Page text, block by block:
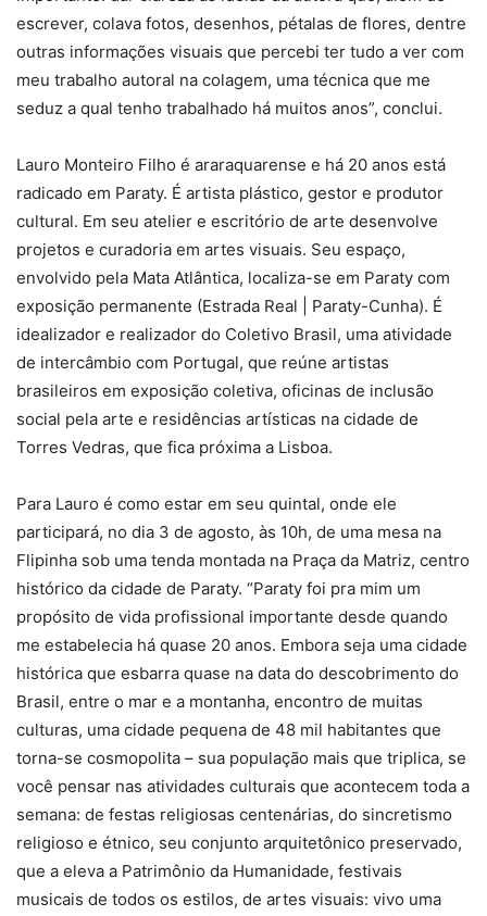
escrever, colava fotos, desenhos, pétalas de flores, dentre
outras informações visuais que percebi ter tudo a ver com
meu trabalho autoral na colagem, uma técnica que me
seduz a qual tenho trabalhado há muitos anos”, conclui.
Lauro Monteiro Filho é araraquarense e há 20 anos está
radicado em Paraty. É artista plástico, gestor e produtor
cultural. Em seu atelier e escritório de arte desenvolve
projetos e curadoria em artes visuais. Seu espaço,
envolvido pela Mata Atlântica, localiza-se em Paraty com
exposição permanente (Estrada Real | Paraty-Cunha). É
idealizador e realizador do Coletivo Brasil, uma atividade
de intercâmbio com Portugal, que reúne artistas
brasileiros em exposição coletiva, oficinas de inclusão
social pela arte e residências artísticas na cidade de
Torres Vedras, que fica próxima a Lisboa.
Para Lauro é como estar em seu quintal, onde ele
participará, no dia 3 de agosto, às 10h, de uma mesa na
Flipinha sob uma tenda montada na Praça da Matriz, centro
histórico da cidade de Paraty. “Paraty foi pra mim um
propósito de vida profissional importante desde quando
me estabelecia há quase 20 anos. Embora seja uma cidade
histórica que esbarra quase na data do descobrimento do
Brasil, entre o mar e a montanha, encontro de muitas
culturas, uma cidade pequena de 48 mil habitantes que
torna-se cosmopolita – sua população mais que triplica, se
você pensar nas atividades culturais que acontecem toda a
semana: de festas religiosas centenárias, do sincretismo
religioso e étnico, seu conjunto arquitetônico preservado,
que a eleva a Patrimônio da Humanidade, festivais
musicais de todos os estilos, de artes visuais: vivo uma